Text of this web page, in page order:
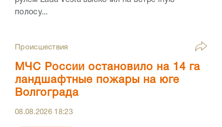
полосу...
Происшествия
МЧС России остановило на 14 га
ландшафтные пожары на юге
Волгограда
08.08.2026 18:23